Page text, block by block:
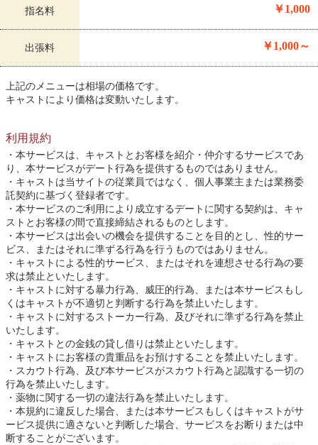
指名料 ￥1,000
出張料 ￥1,000～
上記のメニューは相場の価格です。
キャストにより価格は変動いたします。
利用規約
本サービスは、キャストとお客様を紹介・仲介するサービスであ
り、本サービスがデート行為を提供するものではありません。
キャストは当サイトの従業員ではなく、個人事業主または業務委
託契約に基づく登録者です。
本サービスのご利用により成立するデートに関する契約は、キャ
ストとお客様の間で直接締結されるものとします。
本サービスは出会いの機会を提供することを目的とし、性的サー
ビス、またはそれに準ずる行為を行うものではありません。
キャストによる性的サービス、またはそれを連想させる行為の要
求は禁止といたします。
キャストに対する暴力行為、威圧的行為、または本サービスもし
くはキャストが不適切と判断する行為を禁止いたします。
キャストに対するストーカー行為、及びそれに準ずる行為を禁止
いたします。
キャストとの金銭の貸し借りは禁止といたします。
キャストにお客様の貴重品をお預けすることを禁止いたします。
スカウト行為、及び本サービスがスカウト行為と認識する一切の
行為を禁止いたします。
薬物に関する一切の違法行為を禁止いたします。
本規約に違反した場合、または本サービスもしくはキャストがサ
ービス提供に適さないと判断した場合、サービスをお断りまたは中
断することがございます。